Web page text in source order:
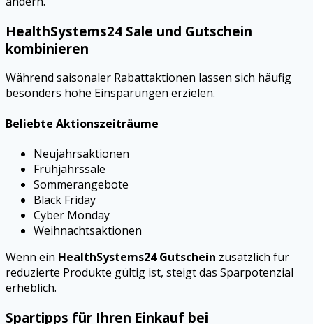
HealthSystems24 Sale und Gutschein
kombinieren
Während saisonaler Rabattaktionen lassen sich häufig
besonders hohe Einsparungen erzielen.
Beliebte Aktionszeiträume
Neujahrsaktionen
Frühjahrssale
Sommerangebote
Black Friday
Cyber Monday
Weihnachtsaktionen
Wenn ein HealthSystems24 Gutschein zusätzlich für
reduzierte Produkte gültig ist, steigt das Sparpotenzial
erheblich.
Spartipps für Ihren Einkauf bei